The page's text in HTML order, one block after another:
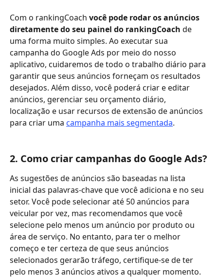
Com o rankingCoach você pode rodar os anúncios
diretamente do seu painel do rankingCoach de
uma forma muito simples. Ao executar sua
campanha do Google Ads por meio do nosso
aplicativo, cuidaremos de todo o trabalho diário para
garantir que seus anúncios forneçam os resultados
desejados. Além disso, você poderá criar e editar
anúncios, gerenciar seu orçamento diário,
localização e usar recursos de extensão de anúncios
para criar uma campanha mais segmentada.
2. Como criar campanhas do Google Ads?
As sugestões de anúncios são baseadas na lista
inicial das palavras-chave que você adiciona e no seu
setor. Você pode selecionar até 50 anúncios para
veicular por vez, mas recomendamos que você
selecione pelo menos um anúncio por produto ou
área de serviço. No entanto, para ter o melhor
começo e ter certeza de que seus anúncios
selecionados gerarão tráfego, certifique-se de ter
pelo menos 3 anúncios ativos a qualquer momento.